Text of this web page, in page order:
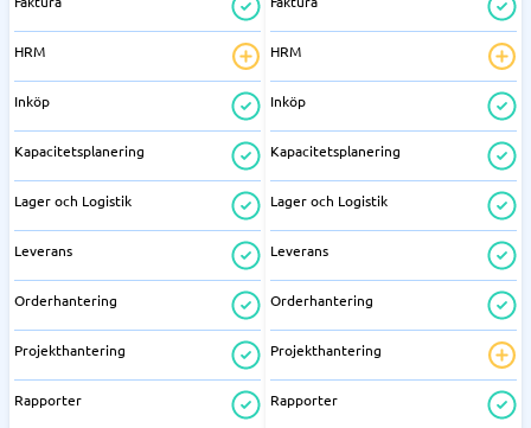
HRM
Inköp
Kapacitetsplanering
Lager och Logistik
Leverans
Orderhantering
Projekthantering
Rapporter
HRM
Inköp
Kapacitetsplanering
Lager och Logistik
Leverans
Orderhantering
Projekthantering
Rapporter